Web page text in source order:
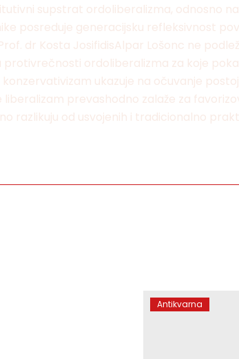
supstrat ordoliberalizma, odnosno
posreduje generacijsku refleksivnost
dr Kosta JosifidisAlpar Lošonc ne
ordoliberalizma za koje
ukazuje na očuvanje
prevashodno zalaže za
razlikuju od usvojenih i tradicionalno
Antikvarna